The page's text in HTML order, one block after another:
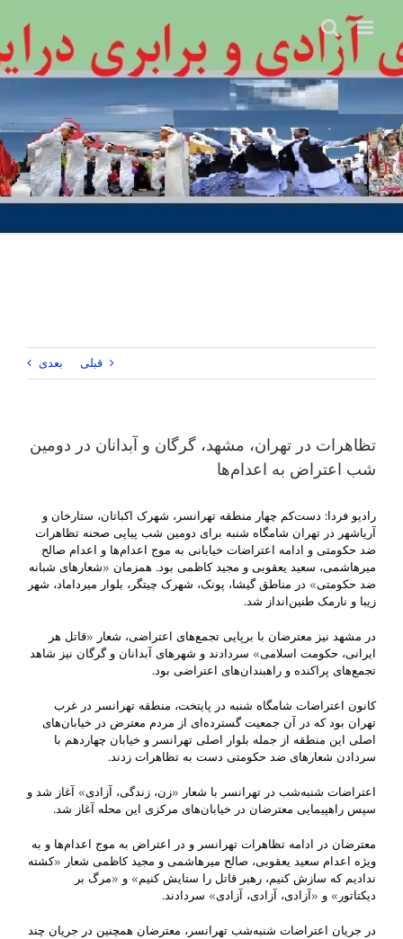
content
قبلی بعدی
تظاهرات در تهران، مشهد، گرگان و آبدانان در دومین
شب اعتراض به اعدام‌ها
رادیو فردا: دست‌کم چهار منطقه تهرانسر، شهرک اکباتان، ستارخان و
آریاشهر در تهران شامگاه شنبه برای دومین شب پیاپی صحنه تظاهرات
ضد حکومتی و ادامه اعتراضات خیابانی به موج اعدام‌ها و اعدام صالح
میرهاشمی، سعید یعقوبی و مجید کاظمی بود. همزمان «شعارهای شبانه
ضد حکومتی» در مناطق گیشا، پونک، شهرک چیتگر، بلوار میرداماد، شهر
زیبا و نارمک طنین‌انداز شد.
در مشهد نیز معترضان با برپایی تجمع‌های اعتراضی، شعار «قاتل هر
ایرانی، حکومت اسلامی» سردادند و شهرهای آبدانان و گرگان نیز شاهد
تجمع‌‎های پراکنده و راهبندان‌های اعتراضی بود.
کانون اعتراضات شامگاه شنبه در پایتخت، منطقه تهرانسر در غرب
تهران بود که در آن جمعیت گسترده‌ای از مردم معترض در خیابان‌های
اصلی این منطقه از جمله بلوار اصلی تهرانسر و خیابان چهاردهم با
سردادن شعارهای ضد حکومتی دست به تظاهرات زدند.
اعتراضات شنبه‌شب در تهرانسر با شعار «زن، زندگی، آزادی» آغاز شد و
سپس راهپیمایی معترضان در خیابان‌های مرکزی این محله آغاز شد.
معترضان در ادامه تظاهرات تهرانسر و در اعتراض به موج اعدام‌ها و به
ویژه اعدام سعید یعقوبی، صالح میرهاشمی و مجید کاظمی شعار «کشته
ندادیم که سازش کنیم، رهبر قاتل را ستایش کنیم» و «مرگ بر
دیکتاتور» و «آزادی، آزادی، آزادی» سردادند.
در جریان اعتراضات شنبه‌‌شب تهرانسر، معترضان همچنین در جریان چند